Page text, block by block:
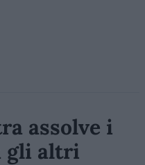
assolve i
gli altri